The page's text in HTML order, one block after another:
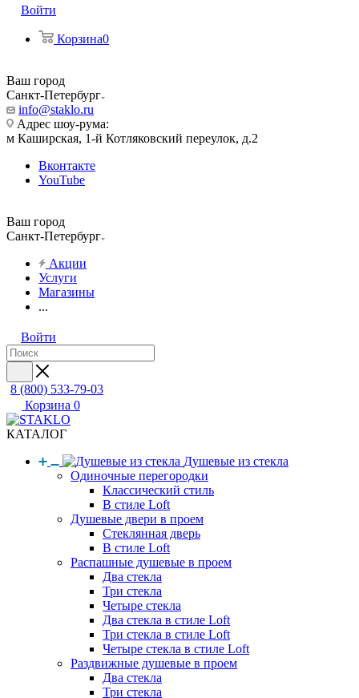
Войти
Корзина0
Ваш город
Санкт-Петербург
info@staklo.ru
Адрес шоу-рума:
м Каширская, 1-й Котляковский переулок, д.2
Вконтакте
YouTube
Ваш город
Санкт-Петербург
Акции
Услуги
Магазины
...
Войти
8 (800) 533-79-03
Корзина 0
КАТАЛОГ
Душевые из стекла
Одиночные перегородки
Классический стиль
В стиле Loft
Душевые двери в проем
Стеклянная дверь
В стиле Loft
Распашные душевые в проем
Два стекла
Три стекла
Четыре стекла
Два стекла в стиле Loft
Три стекла в стиле Loft
Четыре стекла в стиле Loft
Раздвижные душевые в проем
Два стекла
Три стекла